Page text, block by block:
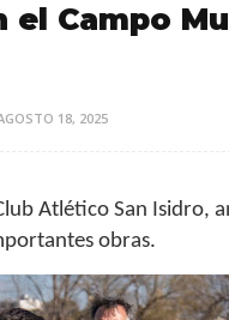
el Campo
18, 2025
Atlético San Isidro,
obras.